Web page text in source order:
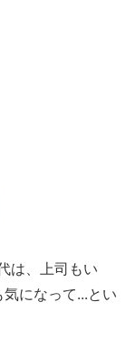
は、上司もい
になって...とい